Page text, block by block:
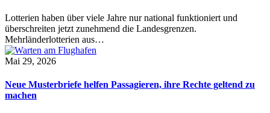
Lotterien haben über viele Jahre nur national funktioniert und
überschreiten jetzt zunehmend die Landesgrenzen.
Mehrländerlotterien aus…
Mai 29, 2026
Neue Musterbriefe helfen Passagieren, ihre Rechte geltend zu
machen